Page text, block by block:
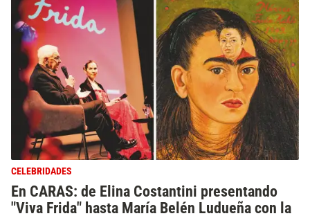
CELEBRIDADES
En CARAS: de Elina Costantini presentando
"Viva Frida" hasta María Belén Ludueña con la